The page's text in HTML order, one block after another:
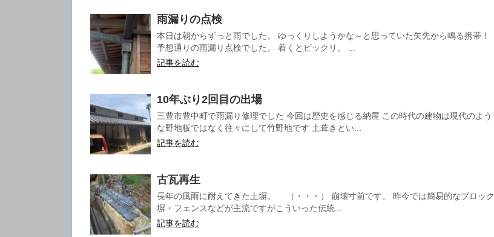
雨漏りの点検
本日は朝からずっと雨でした。 ゆっくりしようかな～と思っていた矢先から鳴る携帯！
予想通りの雨漏り点検でした。 着くとビックリ。 ...
記事を読む
10年ぶり2回目の出場
三豊市豊中町で雨漏り修理でした 今回は歴史を感じる納屋 この時代の建物は現代のよう
な野地板ではなく往々にして竹野地です 土葺きとい...
記事を読む
古瓦再生
長年の風雨に耐えてきた土塀。 （・・・） 崩壊寸前です。 昨今では簡易的なブロック
塀・フェンスなどが主流ですがこういった伝統...
記事を読む